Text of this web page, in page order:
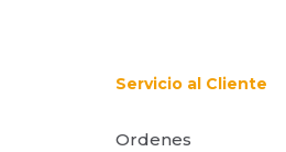
Servicio al Cliente
Ordenes